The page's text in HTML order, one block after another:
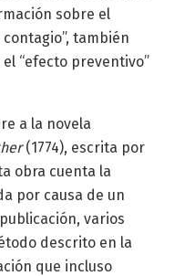
sobre el
también
“efecto preventivo”
a la novela
(1774), escrita por
obra cuenta la
por causa de un
varios
descrito en la
que incluso